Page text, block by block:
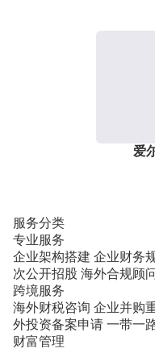
爱
服务分类
专业服务
企业架构搭建 企业财务
次公开招股 海外合规顾
跨境服务
海外财税咨询 企业并购
外投资备案申请 一带一
财富管理